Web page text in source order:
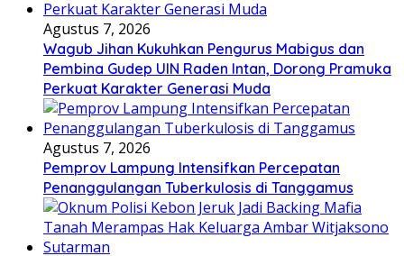
Agustus 7, 2026
Wagub Jihan Kukuhkan Pengurus Mabigus dan
Pembina Gudep UIN Raden Intan, Dorong Pramuka
Perkuat Karakter Generasi Muda
Agustus 7, 2026
Pemprov Lampung Intensifkan Percepatan
Penanggulangan Tuberkulosis di Tanggamus